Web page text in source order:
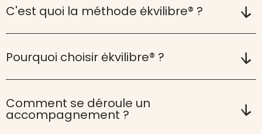
C'est quoi la méthode ėkvilibre® ?
Pourquoi choisir ėkvilibre® ?
Comment se déroule un
accompagnement ?